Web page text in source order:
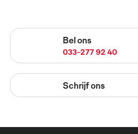
Bel ons
033-277 92 40
Schrijf ons